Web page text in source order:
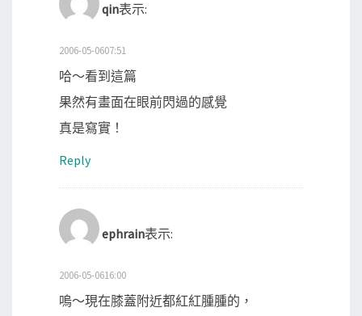
qin表示:
2006-05-0607:51
哈～看到這篇
果然有畫面在眼前閃過的感覺
真是寫實！
Reply
ephrain表示:
2006-05-0616:00
嗚～現在膝蓋附近都紅紅腫腫的，